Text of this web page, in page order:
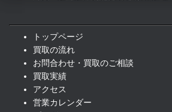
し
た。
で
トップページ
買取の流れ
お問合わせ・買取のご相談
買取実績
アクセス
営業カレンダー